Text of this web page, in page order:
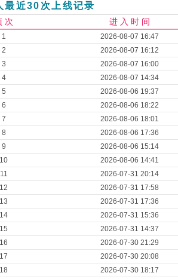
最近30次上线记录
次 进 入 时 间
1 2026-08-07 16:47
2
2026-08-07 16:12
3
2026-08-07 16:00
4
2026-08-07 14:34
5
2026-08-06 19:37
6
2026-08-06 18:22
7
2026-08-06 18:01
8
2026-08-06 17:36
9
2026-08-06 15:14
10
2026-08-06 14:41
11
2026-07-31 20:14
12
2026-07-31 17:58
13
2026-07-31 17:36
14
2026-07-31 15:36
15
2026-07-31 14:37
16
2026-07-30 21:29
17
2026-07-30 20:08
18
2026-07-30 18:17